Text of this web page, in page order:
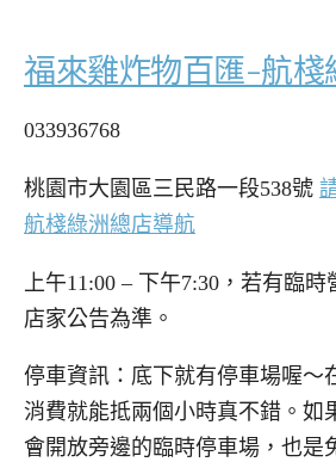
福來雞炸物百匯-航棧
033936768
桃園市大園區三民路一段538號
航棧綠洲總店導航
上午11:00 – 下午7:30，若有臨
店家公告為準。
停車資訊：底下就有停車場喔～
消費就能抵兩個小時真不錯。如
會開放旁邊的臨時停車場，也是